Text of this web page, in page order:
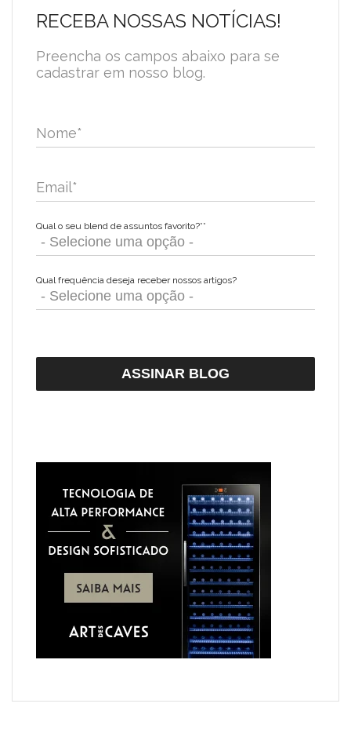
RECEBA NOSSAS NOTÍCIAS!
Preencha os campos abaixo para se
cadastrar em nosso blog.
Nome*
Email*
Qual o seu blend de assuntos favorito?**
Qual frequência deseja receber nossos artigos?